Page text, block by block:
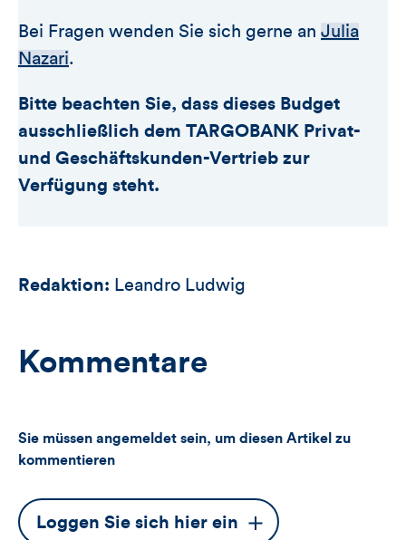
Bei Fragen wenden Sie sich gerne an Julia
Nazari.
Bitte beachten Sie, dass dieses Budget
ausschließlich dem TARGOBANK Privat-
und Geschäftskunden-Vertrieb zur
Verfügung steht.
Redaktion: Leandro Ludwig
Kommentare
Sie müssen angemeldet sein, um diesen Artikel zu
kommentieren
Dieser
Loggen Sie sich hier ein